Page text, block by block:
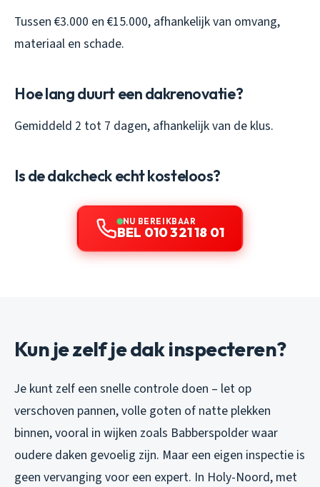
Tussen €3.000 en €15.000, afhankelijk van omvang,
materiaal en schade.
Hoe lang duurt een dakrenovatie?
Gemiddeld 2 tot 7 dagen, afhankelijk van de klus.
Is de dakcheck echt kosteloos?
NU BEREIKBAAR
BEL 010 321 18 01
Kun je zelf je dak inspecteren?
Je kunt zelf een snelle controle doen – let op
verschoven pannen, volle goten of natte plekken
binnen, vooral in wijken zoals Babberspolder waar
oudere daken gevoelig zijn. Maar een eigen inspectie is
geen vervanging voor een expert. In Holy-Noord, met